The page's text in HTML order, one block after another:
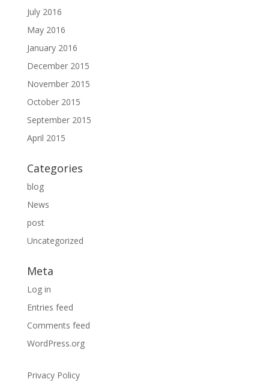
July 2016
May 2016
January 2016
December 2015
November 2015
October 2015
September 2015
April 2015
Categories
blog
News
post
Uncategorized
Meta
Log in
Entries feed
Comments feed
WordPress.org
Privacy Policy